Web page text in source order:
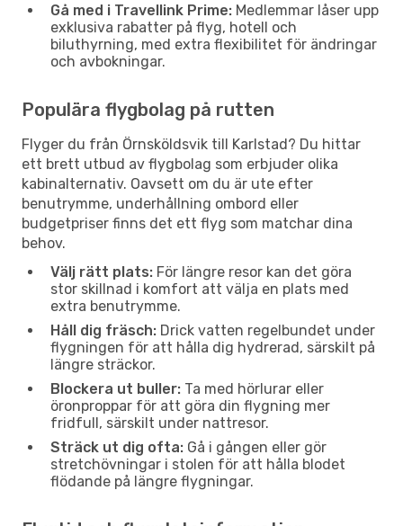
Gå med i Travellink Prime: Medlemmar låser upp
exklusiva rabatter på flyg, hotell och
biluthyrning, med extra flexibilitet för ändringar
och avbokningar.
Populära flygbolag på rutten
Flyger du från Örnsköldsvik till Karlstad? Du hittar
ett brett utbud av flygbolag som erbjuder olika
kabinalternativ. Oavsett om du är ute efter
benutrymme, underhållning ombord eller
budgetpriser finns det ett flyg som matchar dina
behov.
Välj rätt plats: För längre resor kan det göra
stor skillnad i komfort att välja en plats med
extra benutrymme.
Håll dig fräsch: Drick vatten regelbundet under
flygningen för att hålla dig hydrerad, särskilt på
längre sträckor.
Blockera ut buller: Ta med hörlurar eller
öronproppar för att göra din flygning mer
fridfull, särskilt under nattresor.
Sträck ut dig ofta: Gå i gången eller gör
stretchövningar i stolen för att hålla blodet
flödande på längre flygningar.